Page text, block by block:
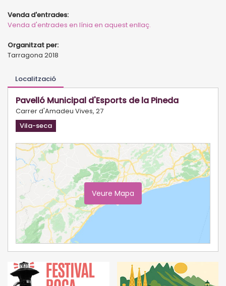
Venda d'entrades:
Venda d'entrades en línia en aquest enllaç.
Organitzat per:
Tarragona 2018
Localització
Pavelló Municipal d'Esports de la Pineda
Carrer d'Amadeu Vives, 27
Vila-seca
Veure Mapa